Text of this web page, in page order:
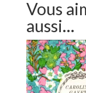
Vous
aussi…